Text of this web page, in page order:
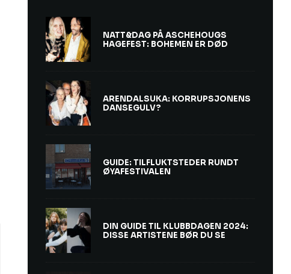
NATT&DAG PÅ ASCHEHOUGS
HAGEFEST: BOHEMEN ER DØD
ARENDALSUKA: KORRUPSJONENS
DANSEGULV?
GUIDE: TILFLUKTSTEDER RUNDT
ØYAFESTIVALEN
DIN GUIDE TIL KLUBBDAGEN 2024:
DISSE ARTISTENE BØR DU SE